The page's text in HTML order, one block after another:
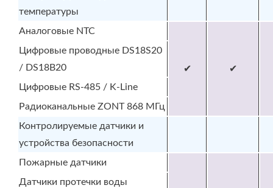
температуры
Аналоговые NTC
✔ ✔
Цифровые проводные DS18S20
/ DS18B20
Цифровые RS-485 / K-Line
Радиоканальные ZONT 868 МГц
Контролируемые датчики и
устройства безопасности
Пожарные датчики
Датчики протечки воды